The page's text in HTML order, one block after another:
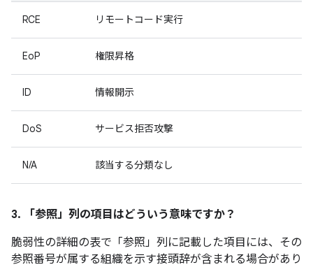
RCE リモートコード実行
EoP 権限昇格
ID 情報開示
DoS サービス拒否攻撃
N/A 該当する分類なし
3. 「参照」 列の項目はどういう意味ですか？
脆弱性の詳細の表で「参照」 列に記載した項目には、その
参照番号が属する組織を示す接頭辞が含まれる場合があり